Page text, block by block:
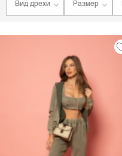
Вид дрехи Размер